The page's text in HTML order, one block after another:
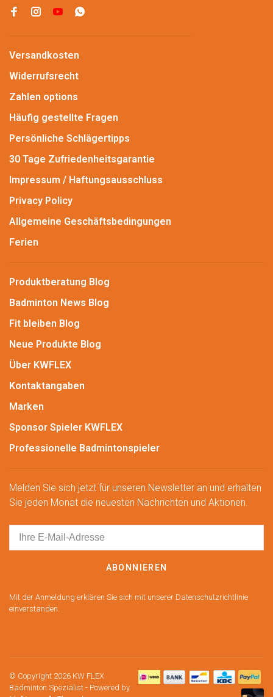
Versandkosten
Widerrufsrecht
Zahlen options
Häufig gestellte Fragen
Persönliche Schlägertipps
30 Tage Zufriedenheitsgarantie
Impressum / Haftungsausschluss
Privacy Policy
Allgemeine Geschäftsbedingungen
Ferien
Produktberatung Blog
Badminton News Blog
Fit bleiben Blog
Neue Produkte Blog
Über KWFLEX
Kontaktangaben
Marken
Sponsor Spieler KWFLEX
Professionelle Badmintonspieler
Melden Sie sich jetzt für unseren Newsletter an und erhalten
Sie jeden Monat die neuesten Nachrichten und Aktionen.
ABONNIEREN
Mit der Anmeldung erklären Sie sich mit unserer Datenschutzrichtlinie
einverstanden.
© Copyright 2026 KW FLEX
Badminton Spezialist - Powered by